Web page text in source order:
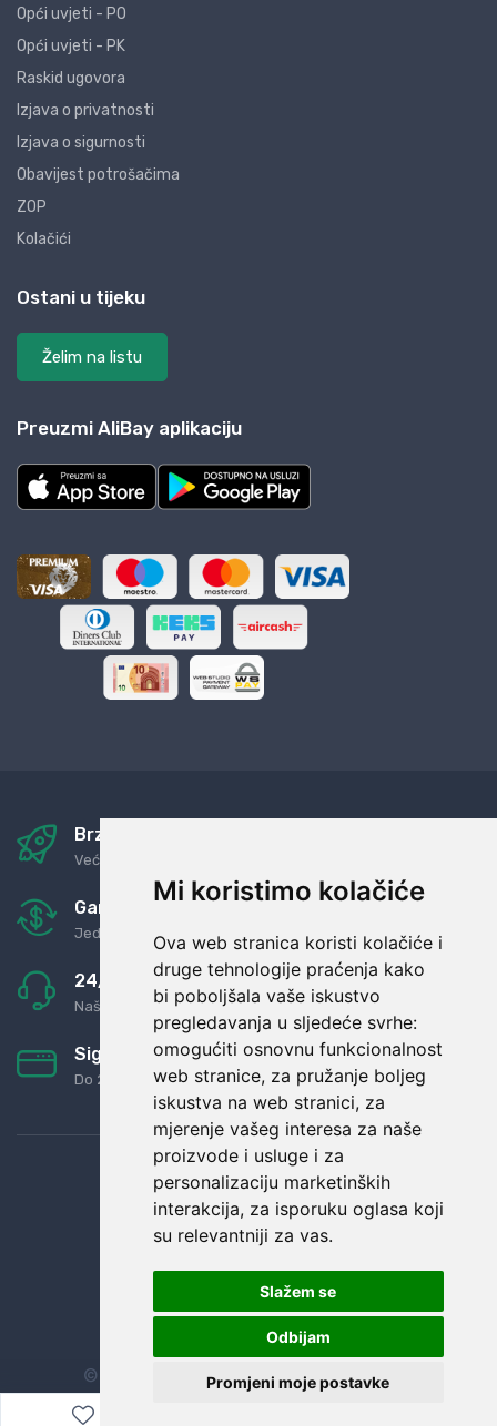
Mi koristimo kolačiće
Ova web stranica koristi kolačiće i
druge tehnologije praćenja kako
bi poboljšala vaše iskustvo
pregledavanja u sljedeće svrhe:
omogućiti osnovnu funkcionalnost
web stranice, za pružanje boljeg
iskustva na web stranici, za
mjerenje vašeg interesa za naše
proizvode i usluge i za
personalizaciju marketinških
interakcija, za isporuku oglasa koji
su relevantniji za vas.
Slažem se
Odbijam
Promjeni moje postavke
Opći uvjeti - PO
Opći uvjeti - PK
Raskid ugovora
Izjava o privatnosti
Izjava o sigurnosti
Obavijest potrošačima
ZOP
Kolačići
Ostani u tijeku
Želim na listu
Preuzmi AliBay aplikaciju
Brza i sigurna dostava
Već za nekoliko dana kod vas
Garancija u povrat novaca
Jednostavno pravilo: Roba za novac
24/7 odlična podrška
Naši agenti uvijek na raspolaganju
Sigurno obročno plaćanje
Do 24 rata bez kamata
© Sva prava zadržana. Dopi grupa d.o.o.